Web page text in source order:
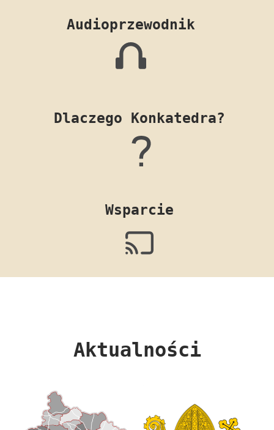
Audioprzewodnik
Dlaczego Konkatedra?
Wsparcie
Aktualności